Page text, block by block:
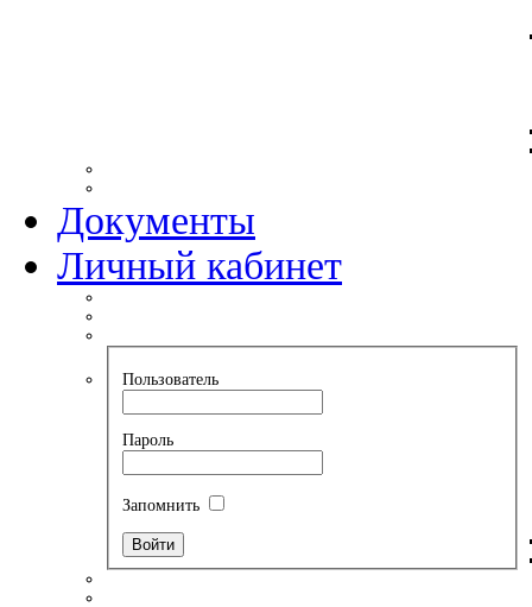
Документы
Личный кабинет
Пользователь
Пароль
Запомнить